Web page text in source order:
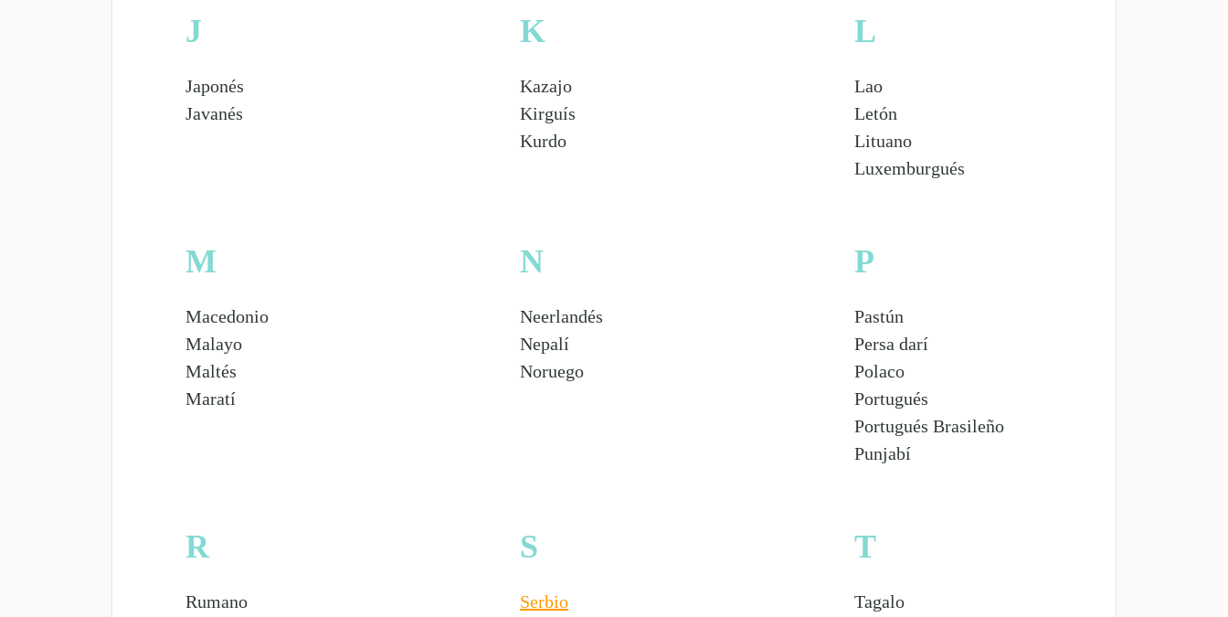
J
Japonés
Javanés
K
Kazajo
Kirguís
Kurdo
L
Lao
Letón
Lituano
Luxemburgués
M
Macedonio
Malayo
Maltés
Maratí
N
Neerlandés
Nepalí
Noruego
P
Pastún
Persa darí
Polaco
Portugués
Portugués Brasileño
Punjabí
R
Rumano
S
Serbio
T
Tagalo